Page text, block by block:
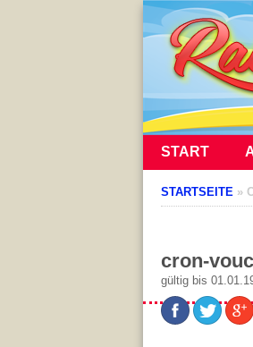
START
STARTSEITE »
cron-
gültig bis